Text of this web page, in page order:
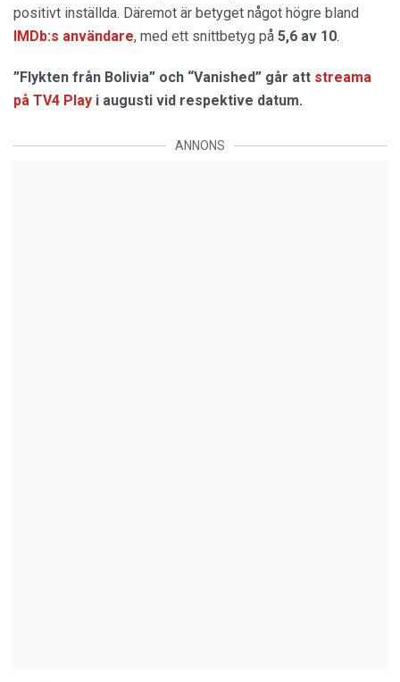
positivt inställda. Däremot är betyget något högre bland
IMDb:s användare, med ett snittbetyg på 5,6 av 10.
”Flykten från Bolivia” och “Vanished” går att streama
på TV4 Play i augusti vid respektive datum.
ANNONS